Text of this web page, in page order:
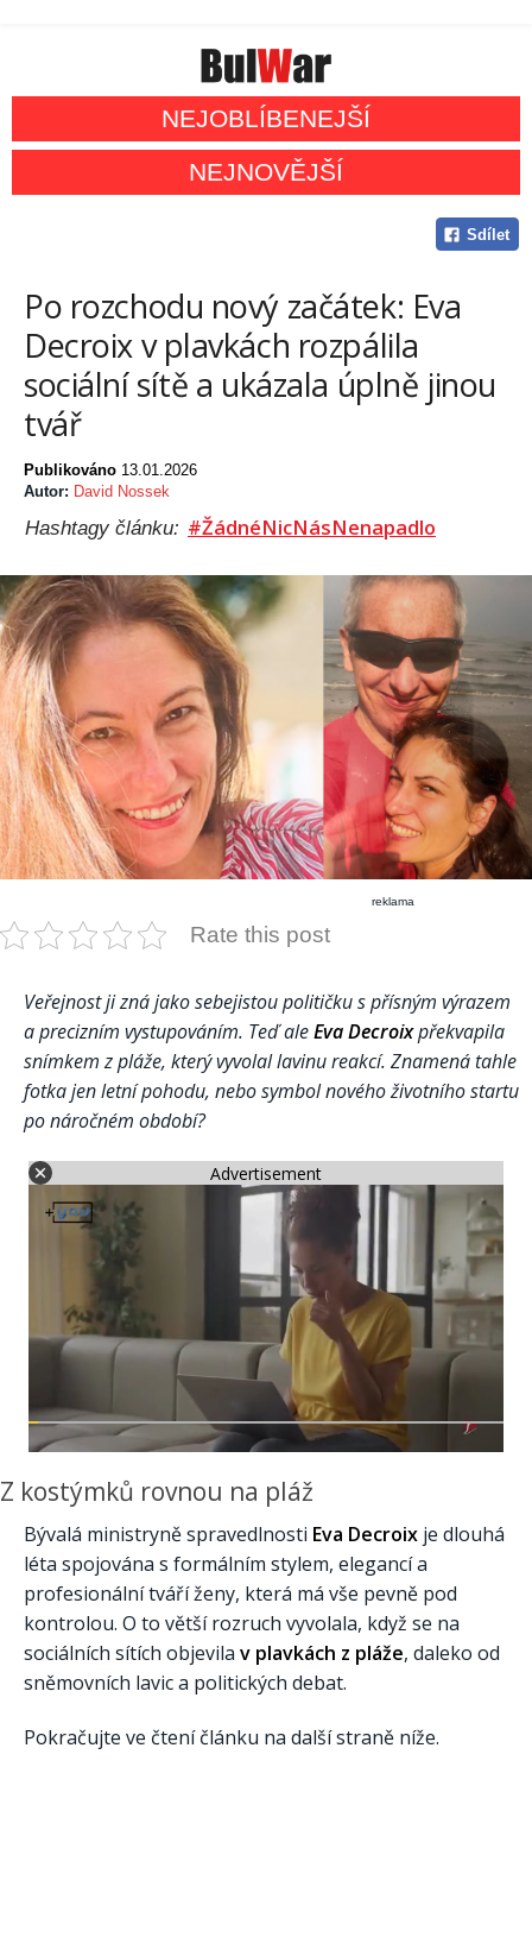
NEJOBLÍBENEJŠÍ
NEJNOVĚJŠÍ
Sdílet
Po rozchodu nový začátek: Eva
Decroix v plavkách rozpálila
sociální sítě a ukázala úplně jinou
tvář
Publikováno 13.01.2026
Autor: David Nossek
Hashtagy článku: #ŽádnéNicNásNenapadlo
reklama
Rate this post
Veřejnost ji zná jako sebejistou političku s přísným výrazem
a precizním vystupováním. Teď aleEva Decroixpřekvapila
snímkem z pláže, který vyvolal lavinu reakcí. Znamená tahle
fotka jen letní pohodu, nebo symbol nového životního startu
po náročném období?
Advertisement
Z kostýmků rovnou na pláž
Bývalá ministryně spravedlnosti Eva Decroix je dlouhá
léta spojována s formálním stylem, elegancí a
profesionální tváří ženy, která má vše pevně pod
kontrolou. O to větší rozruch vyvolala, když se na
sociálních sítích objevila v plavkách z pláže, daleko od
sněmovních lavic a politických debat.
Pokračujte ve čtení článku na další straně níže.